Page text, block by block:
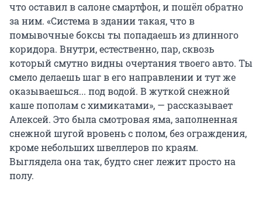
что оставил в салоне смартфон, и пошёл обратно
за ним. «Система в здании такая, что в
помывочные боксы ты попадаешь из длинного
коридора. Внутри, естественно, пар, сквозь
который смутно видны очертания твоего авто. Ты
смело делаешь шаг в его направлении и тут же
оказываешься... под водой. В жуткой снежной
каше пополам с химикатами», — рассказывает
Алексей. Это была смотровая яма, заполненная
снежной шугой вровень с полом, без ограждения,
кроме небольших швеллеров по краям.
Выглядела она так, будто снег лежит просто на
полу.